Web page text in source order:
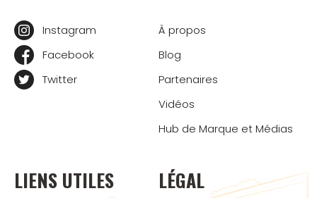
Instagram
Facebook
Twitter
À propos
Blog
Partenaires
Vidéos
Hub de Marque et Médias
LIENS UTILES LÉGAL